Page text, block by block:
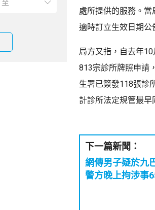
處所提供的服務。
適時訂立生效日期公
局方又指，自去年
813宗診所牌照申請
生署已簽發118張診
計診所法定規管最早
下一篇新聞：
網傳男子疑於九
警方晚上拘涉事